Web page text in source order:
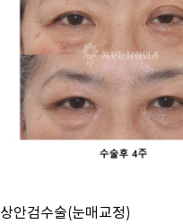
상안검수술(눈매교정)